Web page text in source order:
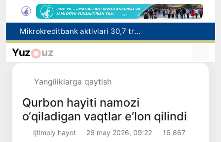
Malayziya Markaziy Osiyoda tibbiy turizm yoʻnalishi sifatidagi mavqeini mustahkamlamoqda
Polshadagi elchixona ko‘magida ona va bola Vatanga qaytarildi
Yuz uz
Yangiliklarga qaytish
Qurbon hayiti namozi
o‘qiladigan vaqtlar e’lon qilindi
Ijtimoiy hayot 26 may 2026, 09:22 16 867